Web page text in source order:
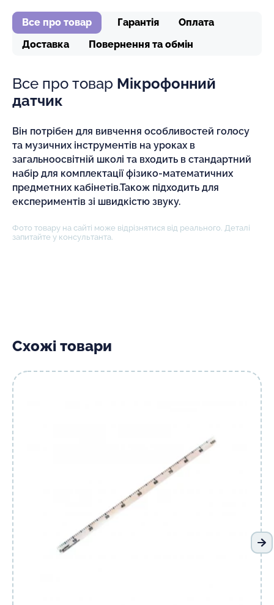
Все про товар Гарантія
Оплата
Доставка
Повернення та обмін
Все про товар Мікрофонний
датчик
Він потрібен для вивчення особливостей голосу
та музичних інструментів на уроках в
загальноосвітній школі та входить в стандартний
набір для комплектації фізико-математичних
предметних кабінетів.Також підходить для
експериментів зі швидкістю звуку.
Фото товару на сайті може відрізнятися від реального. Деталі
запитайте у консультанта.
Схожі товари